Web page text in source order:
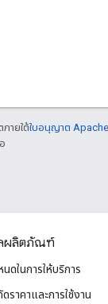
ายใต้ใบอนุญาต
ผลิตภัณฑ์
ดในการให้บริการ
ราคาและการใช้งาน